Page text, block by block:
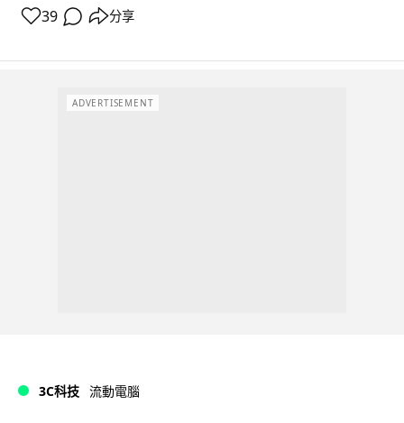
39 分享
ADVERTISEMENT
3C科技 流動電腦